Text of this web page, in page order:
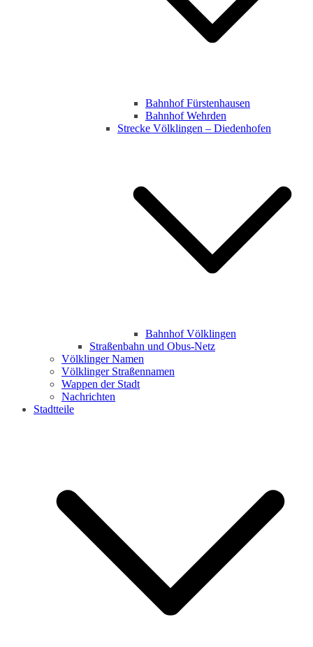
Bahnhof Fürstenhausen
Bahnhof Wehrden
Strecke Völklingen – Diedenhofen
Bahnhof Völklingen
Straßenbahn und Obus-Netz
Völklinger Namen
Völklinger Straßennamen
Wappen der Stadt
Nachrichten
Stadtteile